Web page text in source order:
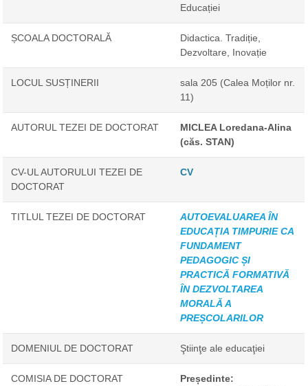
Educației
ȘCOALA DOCTORALĂ
Didactica. Tradiție,
Dezvoltare, Inovație
LOCUL SUSȚINERII
sala 205 (Calea Moților nr.
11)
AUTORUL TEZEI DE DOCTORAT
MICLEA Loredana-Alina
(căs. STAN)
CV-UL AUTORULUI TEZEI DE
DOCTORAT
CV
TITLUL TEZEI DE DOCTORAT
AUTOEVALUAREA ÎN
EDUCAȚIA TIMPURIE CA
FUNDAMENT
PEDAGOGIC ȘI
PRACTICĂ FORMATIVĂ
ÎN DEZVOLTAREA
MORALĂ A
PREȘCOLARILOR
DOMENIUL DE DOCTORAT Ştiinţe ale educaţiei
COMISIA DE DOCTORAT
Președinte: